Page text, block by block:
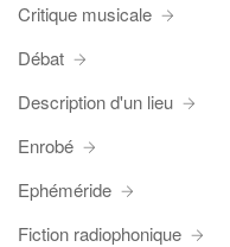
Critique musicale
Débat
Description d'un lieu
Enrobé
Ephéméride
Fiction radiophonique